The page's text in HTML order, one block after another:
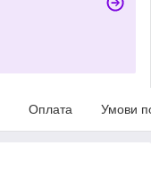
Оплата Умови